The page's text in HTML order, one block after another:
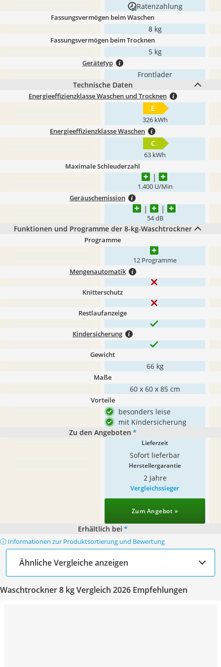
Ratenzahlung
Fassungsvermögen beim Waschen
8 kg
Fassungsvermögen beim Trocknen
5 kg
Gerätetyp
Frontlader
Technische Daten
Energieeffizienzklasse Waschen und Trocknen
E
326 kWh
Energieeffizienzklasse Waschen
C
63 kWh
Maximale Schleuderzahl
1.400 U/Min
Geräuschemission
54 dB
Funktionen und Programme der 8-kg-Waschtrockner
Programme
12 Programme
Mengenautomatik
Knitterschutz
Restlaufanzeige
Kindersicherung
Gewicht
66 kg
Maße
60 x 60 x 85 cm
Vorteile
besonders leise
mit Kindersicherung
Zu den Angeboten *
Lieferzeit
Sofort lieferbar
Herstellergarantie
2 Jahre
Vergleichssieger
Zum Angebot »
Erhältlich bei *
ⓘ Informationen zur Produktsortierung und Bewertung
Ähnliche Vergleiche anzeigen
Waschtrockner 8 kg Vergleich 2026 Empfehlungen